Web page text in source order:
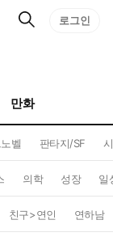
검
로그인
만화
벨 판타지/SF
의학 성장 일
친구>연인 연하남